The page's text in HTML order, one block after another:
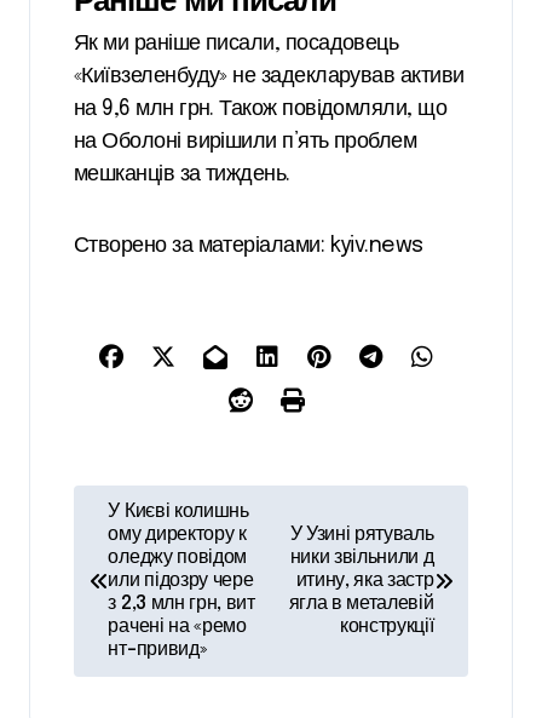
Як ми раніше писали, посадовець
«Київзеленбуду» не задекларував активи
на 9,6 млн грн. Також повідомляли, що
на Оболоні вирішили п’ять проблем
мешканців за тиждень.
Створено за матеріалами: kyiv.news
в
У Києві колишнь
ому директору к
оледжу повідом
или підозру чере
з 2,3 млн грн, вит
рачені на «ремо
нт-привид»
У Узині рятуваль
ники звільнили д
итину, яка застр
ягла в металевій
конструкції